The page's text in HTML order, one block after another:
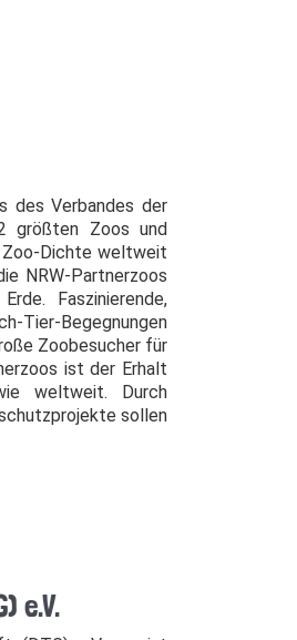
des Verbandes der
größten Zoos und
Zoo-Dichte weltweit
NRW-Partnerzoos
Faszinierende,
Begegnungen
Zoobesucher für
ist der Erhalt
weltweit. Durch
sollen
e.V.